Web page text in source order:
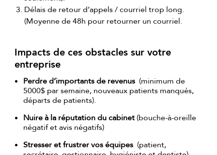
Délais de retour d’appels / courriel trop long.
(Moyenne de 48h pour retourner un courriel.
Impacts de ces obstacles sur votre
entreprise
Perdre d’importants de revenus (minimum de
5000$ par semaine, nouveaux patients manqués,
départs de patients).
Nuire à la réputation du cabinet (bouche-à-oreille
négatif et avis négatifs)
Stresser et frustrer vos équipes (patient,